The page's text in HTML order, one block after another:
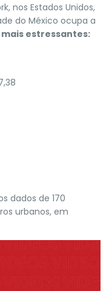
nos Estados Unidos,
do México ocupa a
mais estressantes:
dados de 170
urbanos, em